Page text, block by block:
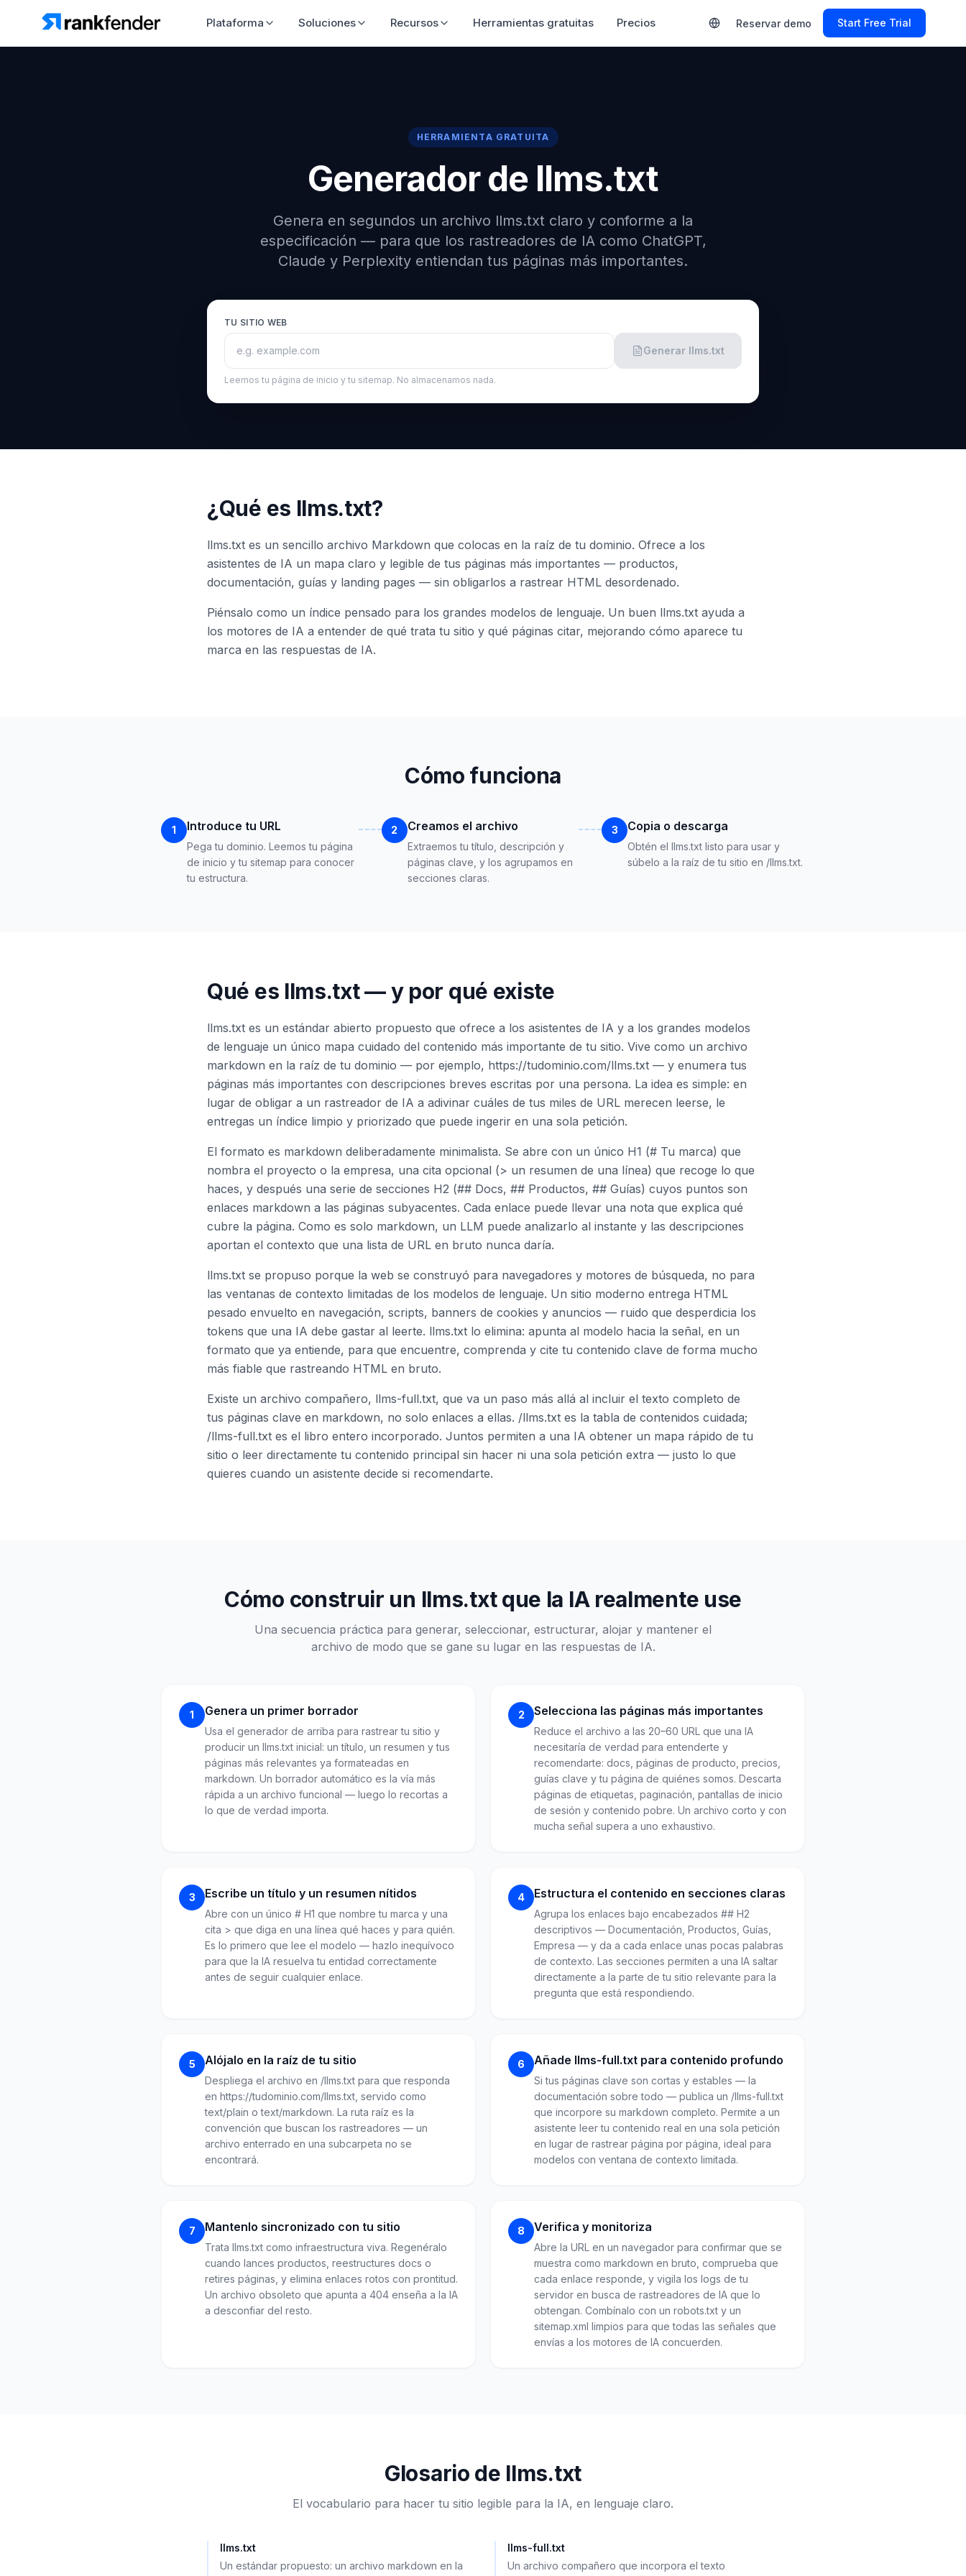
Plataforma Soluciones Recursos Herramientas gratuitas Precios Reservar demo Start Free Trial
HERRAMIENTA GRATUITA
Generador de llms.txt
Genera en segundos un archivo llms.txt claro y conforme a la
especificación — para que los rastreadores de IA como ChatGPT,
Claude y Perplexity entiendan tus páginas más importantes.
TU SITIO WEB
Generar llms.txt
Leemos tu página de inicio y tu sitemap. No almacenamos nada.
¿Qué es llms.txt?
llms.txt es un sencillo archivo Markdown que colocas en la raíz de tu dominio. Ofrece a los
asistentes de IA un mapa claro y legible de tus páginas más importantes — productos,
documentación, guías y landing pages — sin obligarlos a rastrear HTML desordenado.
Piénsalo como un índice pensado para los grandes modelos de lenguaje. Un buen llms.txt ayuda a
los motores de IA a entender de qué trata tu sitio y qué páginas citar, mejorando cómo aparece tu
marca en las respuestas de IA.
Cómo funciona
1 Introduce tu URL
Pega tu dominio. Leemos tu página
de inicio y tu sitemap para conocer
tu estructura.
2 Creamos el archivo
Extraemos tu título, descripción y
páginas clave, y los agrupamos en
secciones claras.
3 Copia o descarga
Obtén el llms.txt listo para usar y
súbelo a la raíz de tu sitio en /llms.txt.
Qué es llms.txt — y por qué existe
llms.txt es un estándar abierto propuesto que ofrece a los asistentes de IA y a los grandes modelos
de lenguaje un único mapa cuidado del contenido más importante de tu sitio. Vive como un archivo
markdown en la raíz de tu dominio — por ejemplo, https://tudominio.com/llms.txt — y enumera tus
páginas más importantes con descripciones breves escritas por una persona. La idea es simple: en
lugar de obligar a un rastreador de IA a adivinar cuáles de tus miles de URL merecen leerse, le
entregas un índice limpio y priorizado que puede ingerir en una sola petición.
El formato es markdown deliberadamente minimalista. Se abre con un único H1 (# Tu marca) que
nombra el proyecto o la empresa, una cita opcional (> un resumen de una línea) que recoge lo que
haces, y después una serie de secciones H2 (## Docs, ## Productos, ## Guías) cuyos puntos son
enlaces markdown a las páginas subyacentes. Cada enlace puede llevar una nota que explica qué
cubre la página. Como es solo markdown, un LLM puede analizarlo al instante y las descripciones
aportan el contexto que una lista de URL en bruto nunca daría.
llms.txt se propuso porque la web se construyó para navegadores y motores de búsqueda, no para
las ventanas de contexto limitadas de los modelos de lenguaje. Un sitio moderno entrega HTML
pesado envuelto en navegación, scripts, banners de cookies y anuncios — ruido que desperdicia los
tokens que una IA debe gastar al leerte. llms.txt lo elimina: apunta al modelo hacia la señal, en un
formato que ya entiende, para que encuentre, comprenda y cite tu contenido clave de forma mucho
más fiable que rastreando HTML en bruto.
Existe un archivo compañero, llms-full.txt, que va un paso más allá al incluir el texto completo de
tus páginas clave en markdown, no solo enlaces a ellas. /llms.txt es la tabla de contenidos cuidada;
/llms-full.txt es el libro entero incorporado. Juntos permiten a una IA obtener un mapa rápido de tu
sitio o leer directamente tu contenido principal sin hacer ni una sola petición extra — justo lo que
quieres cuando un asistente decide si recomendarte.
Cómo construir un llms.txt que la IA realmente use
Una secuencia práctica para generar, seleccionar, estructurar, alojar y mantener el
archivo de modo que se gane su lugar en las respuestas de IA.
1 Genera un primer borrador
Usa el generador de arriba para rastrear tu sitio y
producir un llms.txt inicial: un título, un resumen y tus
páginas más relevantes ya formateadas en
markdown. Un borrador automático es la vía más
rápida a un archivo funcional — luego lo recortas a
lo que de verdad importa.
2 Selecciona las páginas más importantes
Reduce el archivo a las 20–60 URL que una IA
necesitaría de verdad para entenderte y
recomendarte: docs, páginas de producto, precios,
guías clave y tu página de quiénes somos. Descarta
páginas de etiquetas, paginación, pantallas de inicio
de sesión y contenido pobre. Un archivo corto y con
mucha señal supera a uno exhaustivo.
3 Escribe un título y un resumen nítidos
Abre con un único # H1 que nombre tu marca y una
cita > que diga en una línea qué haces y para quién.
Es lo primero que lee el modelo — hazlo inequívoco
para que la IA resuelva tu entidad correctamente
antes de seguir cualquier enlace.
4 Estructura el contenido en secciones claras
Agrupa los enlaces bajo encabezados ## H2
descriptivos — Documentación, Productos, Guías,
Empresa — y da a cada enlace unas pocas palabras
de contexto. Las secciones permiten a una IA saltar
directamente a la parte de tu sitio relevante para la
pregunta que está respondiendo.
5 Alójalo en la raíz de tu sitio
Despliega el archivo en /llms.txt para que responda
en https://tudominio.com/llms.txt, servido como
text/plain o text/markdown. La ruta raíz es la
convención que buscan los rastreadores — un
archivo enterrado en una subcarpeta no se
encontrará.
6 Añade llms-full.txt para contenido profundo
Si tus páginas clave son cortas y estables — la
documentación sobre todo — publica un /llms-full.txt
que incorpore su markdown completo. Permite a un
asistente leer tu contenido real en una sola petición
en lugar de rastrear página por página, ideal para
modelos con ventana de contexto limitada.
7 Mantenlo sincronizado con tu sitio
Trata llms.txt como infraestructura viva. Regenéralo
cuando lances productos, reestructures docs o
retires páginas, y elimina enlaces rotos con prontitud.
Un archivo obsoleto que apunta a 404 enseña a la IA
a desconfiar del resto.
8 Verifica y monitoriza
Abre la URL en un navegador para confirmar que se
muestra como markdown en bruto, comprueba que
cada enlace responde, y vigila los logs de tu
servidor en busca de rastreadores de IA que lo
obtengan. Combínalo con un robots.txt y un
sitemap.xml limpios para que todas las señales que
envías a los motores de IA concuerden.
Glosario de llms.txt
El vocabulario para hacer tu sitio legible para la IA, en lenguaje claro.
llms.txt
Un estándar propuesto: un archivo markdown en la
llms-full.txt
Un archivo compañero que incorpora el texto